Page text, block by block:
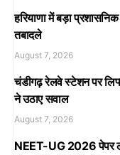
हरियाणा में बड़ा
तबादले
August 7, 2026
चंडीगढ़ रेलवे स्टेशन पर
ने उठाए सवाल
August 7, 2026
NEET-UG 2026 पेपर